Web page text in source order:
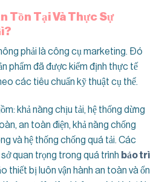
Tồn Tại Và Thực Sự
phải là công cụ marketing. Đó
phẩm đã được kiểm định thực tế
các tiêu chuẩn kỹ thuật cụ thể.
khả năng chịu tải, hệ thống dừng
an toàn điện, khả năng chống
và hệ thống chống quá tải. Các
quan trọng trong quá trình bảo trì
thiết bị luôn vận hành an toàn và ổn